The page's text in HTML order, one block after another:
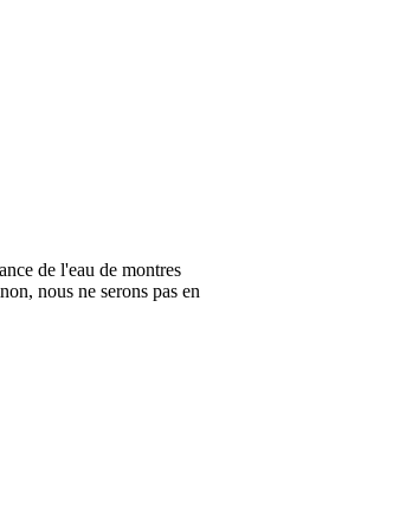
de l'eau de montres
nous ne serons pas en